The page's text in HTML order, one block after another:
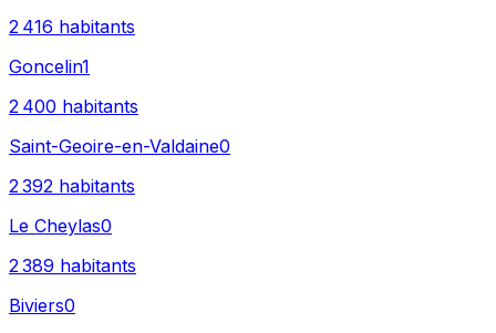
2 416 habitants
Goncelin1
2 400 habitants
Saint-Geoire-en-Valdaine0
2 392 habitants
Le Cheylas0
2 389 habitants
Biviers0